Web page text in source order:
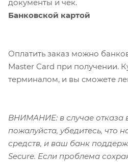
документы и чек.
Банковской картой
Оплатить заказ можно
Master Card при получении.
терминалом, и вы сможете
ВНИМАНИЕ: в случае отказа
пожалуйста, убедитесь, что
средств, и ваш банк
Secure. Если проблема